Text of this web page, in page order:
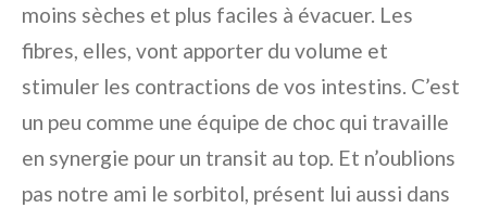
moins sèches et plus faciles à évacuer. Les
fibres, elles, vont apporter du volume et
stimuler les contractions de vos intestins. C’est
un peu comme une équipe de choc qui travaille
en synergie pour un transit au top. Et n’oublions
pas notre ami le sorbitol, présent lui aussi dans